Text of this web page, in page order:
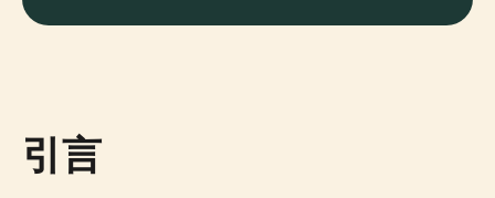
引言